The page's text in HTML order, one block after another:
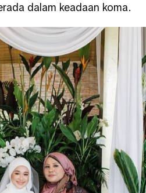
dalam keadaan koma.